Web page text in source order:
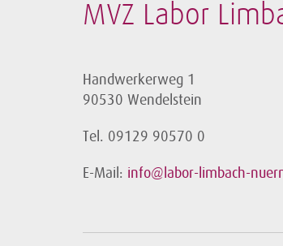
MVZ Labor
Handwerkerweg 1
90530 Wendelstein
Tel. 09129 90570 0
E-Mail: info@labor-limbach-